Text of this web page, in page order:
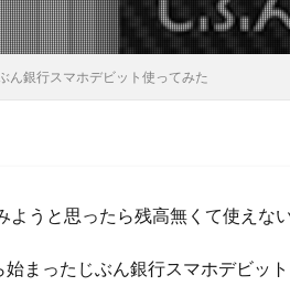
ん銀行スマホデビット使ってみた
ようと思ったら残高無くて使えな
まったじぶん銀行スマホデビット